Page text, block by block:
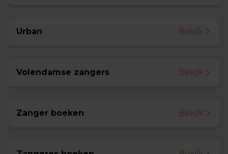
Urban Bekijk
Volendamse zangers Bekijk
Zanger boeken Bekijk